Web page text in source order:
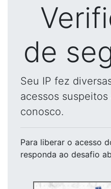
de
Seu IP fez
acessos
conosco.
Para liberar o acesso
responda ao desafio